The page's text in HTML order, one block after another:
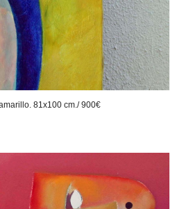
81x100 cm./ 900€